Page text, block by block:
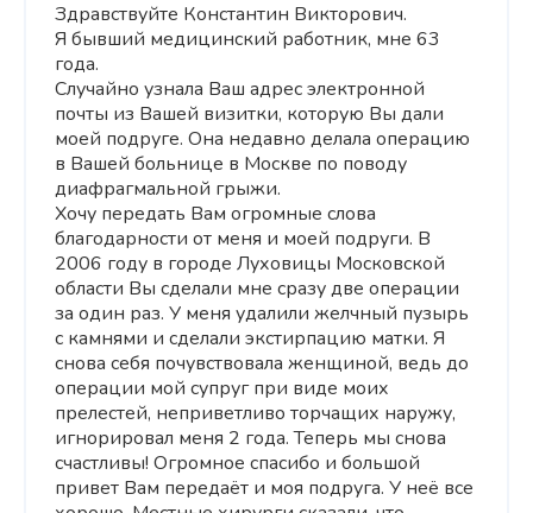
Здравствуйте Константин Викторович.
Я бывший медицинский работник, мне 63
года.
Случайно узнала Ваш адрес электронной
почты из Вашей визитки, которую Вы дали
моей подруге. Она недавно делала операцию
в Вашей больнице в Москве по поводу
диафрагмальной грыжи.
Хочу передать Вам огромные слова
благодарности от меня и моей подруги. В
2006 году в городе Луховицы Московской
области Вы сделали мне сразу две операции
за один раз. У меня удалили желчный пузырь
с камнями и сделали экстирпацию матки. Я
снова себя почувствовала женщиной, ведь до
операции мой супруг при виде моих
прелестей, неприветливо торчащих наружу,
игнорировал меня 2 года. Теперь мы снова
счастливы! Огромное спасибо и большой
привет Вам передаёт и моя подруга. У неё все